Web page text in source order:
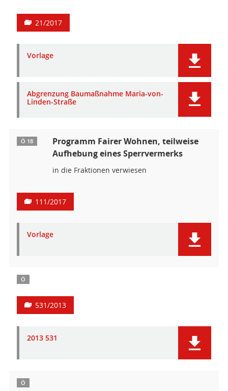
21/2017
Vorlage
Abgrenzung Baumaßnahme Maria-von-
Linden-Straße
Ö 18
Programm Fairer Wohnen, teilweise
Aufhebung eines Sperrvermerks
in die Fraktionen verwiesen
111/2017
Vorlage
Ö
531/2013
2013 531
Ö